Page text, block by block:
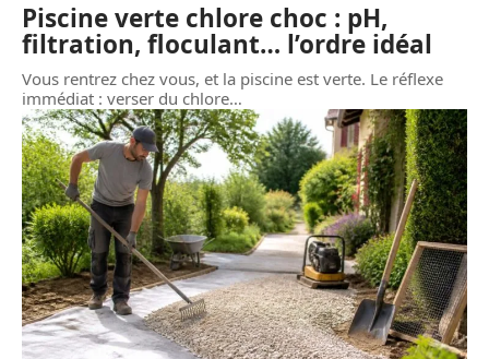
Piscine verte chlore choc : pH,
filtration, floculant… l’ordre idéal
Vous rentrez chez vous, et la piscine est verte. Le réflexe
immédiat : verser du chlore…